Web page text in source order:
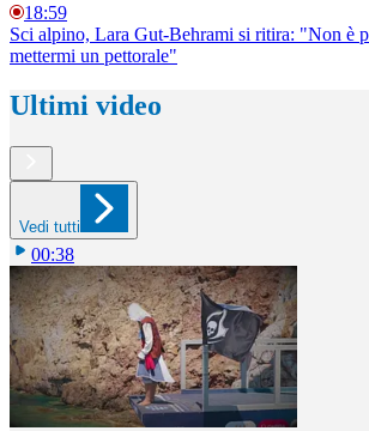
18:59
Sci alpino, Lara Gut-Behrami si ritira: "Non è
mettermi un pettorale"
Ultimi video
Vedi tutti
00:38